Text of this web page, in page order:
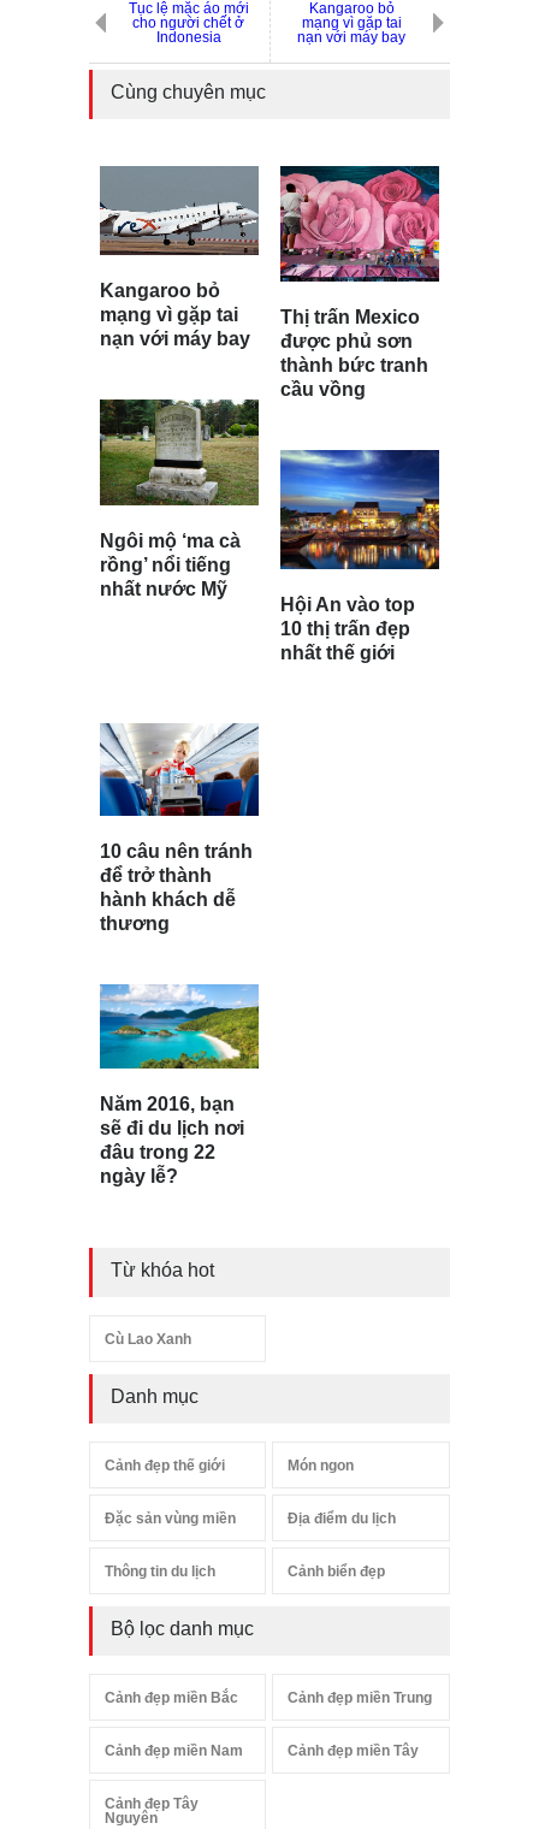
Tục lệ mặc áo mới
cho người chết ở
Indonesia
Kangaroo bỏ
mạng vì gặp tai
nạn với máy bay
Cùng chuyên mục
Kangaroo bỏ
mạng vì gặp tai
nạn với máy bay
Ngôi mộ ‘ma cà
rồng’ nổi tiếng
nhất nước Mỹ
Thị trấn Mexico
được phủ sơn
thành bức tranh
cầu vồng
Hội An vào top
10 thị trấn đẹp
nhất thế giới
10 câu nên tránh
để trở thành
hành khách dễ
thương
Năm 2016, bạn
sẽ đi du lịch nơi
đâu trong 22
ngày lễ?
Từ khóa hot
Cù Lao Xanh
Danh mục
Cảnh đẹp thế giới Món ngon
Đặc sản vùng miền Địa điểm du lịch
Thông tin du lịch Cảnh biển đẹp
Bộ lọc danh mục
Cảnh đẹp miền Bắc Cảnh đẹp miền Trung
Cảnh đẹp miền Nam Cảnh đẹp miền Tây
Cảnh đẹp Tây
Nguyên